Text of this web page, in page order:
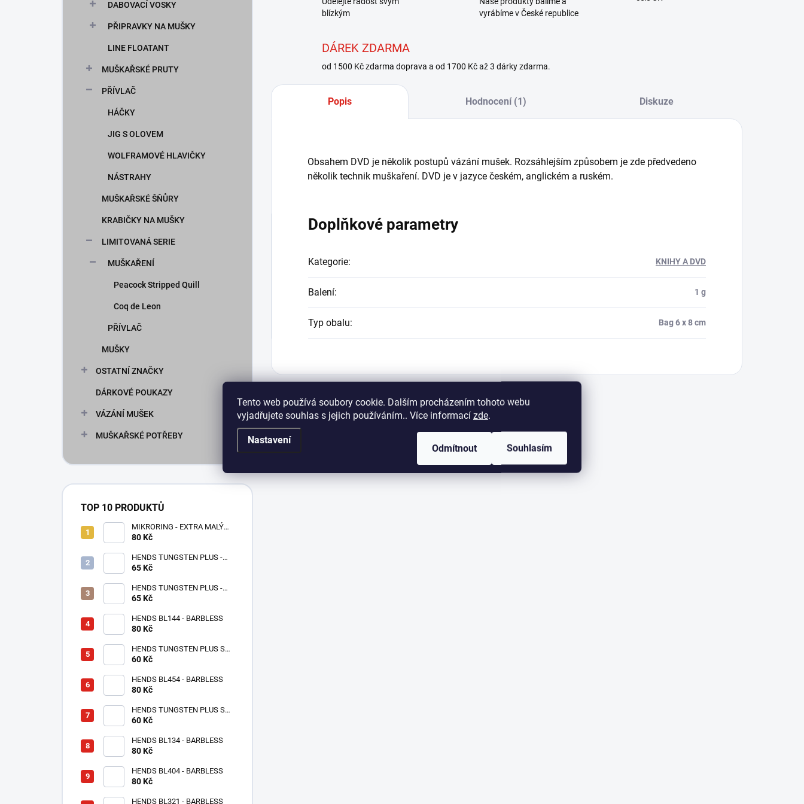
Tento web používá soubory cookie. Dalším procházením tohoto webu
vyjadřujete souhlas s jejich používáním.. Více informací zde.
Nastavení
Odmítnout Souhlasím
DABOVACÍ VOSKY
PŘIPRAVKY NA MUŠKY
LINE FLOATANT
MUŠKAŘSKÉ PRUTY
PŘÍVLAČ
HÁČKY
JIG S OLOVEM
WOLFRAMOVÉ HLAVIČKY
NÁSTRAHY
MUŠKAŘSKÉ ŠŇŮRY
KRABIČKY NA MUŠKY
LIMITOVANÁ SERIE
MUŠKAŘENÍ
Peacock Stripped Quill
Coq de Leon
PŘÍVLAČ
MUŠKY
OSTATNÍ ZNAČKY
DÁRKOVÉ POUKAZY
VÁZÁNÍ MUŠEK
MUŠKAŘSKÉ POTŘEBY
TOP 10 PRODUKTŮ
MIKRORING - EXTRA MALÝ
80 Kč
HENDS TUNGSTEN PLUS -
65 Kč
HENDS TUNGSTEN PLUS -
RŮŽOVÁ ANODIZOVANÁ
65 Kč
HENDS BL144 - BARBLESS
80 Kč
HENDS TUNGSTEN PLUS S
MALOU DRÁŽKOU -
60 Kč
HENDS BL454 - BARBLESS
80 Kč
HENDS TUNGSTEN PLUS S
MALOU DRÁŽKOU - MĚDĚNÝ
60 Kč
HENDS BL134 - BARBLESS
80 Kč
HENDS BL404 - BARBLESS
80 Kč
HENDS BL321 - BARBLESS
blízkým
vyrábíme v České republice
DÁREK ZDARMA
od 1500 Kč zdarma doprava a od 1700 Kč až 3 dárky zdarma.
Popis Hodnocení (1) Diskuze
Obsahem DVD je několik postupů vázání mušek. Rozsáhlejším způsobem je zde předvedeno
několik technik muškaření. DVD je v jazyce českém, anglickém a ruském.
Doplňkové parametry
Kategorie: KNIHY A DVD
Balení: 1 g
Typ obalu: Bag 6 x 8 cm